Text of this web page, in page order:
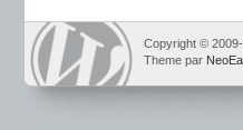
Copyright ©
Theme par